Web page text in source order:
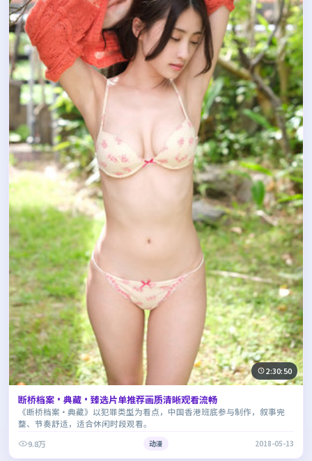
2:30:50
断桥档案·典藏·臻选片单推荐画质清晰观看流畅
《断桥档案·典藏》以犯罪类型为看点，中国香港班底参与制作，叙事完
整、节奏舒适，适合休闲时段观看。
9.8万
动漫 2018-05-13